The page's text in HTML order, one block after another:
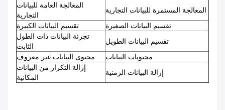
المعالجة المستمرة للبيانات التجارية
المعالجة العامة للبيانات
التجارية
تقسيم البيانات الصغيرة
تقسيم البيانات الكبيرة
تقسيم البيانات الطويل
تجزئة البيانات ذات الطول
الثابت
محتويات البيانات
محتوى البيانات غير معروف
إزالة البيانات الزمنية
إزالة التكرار من البيانات
المكانية